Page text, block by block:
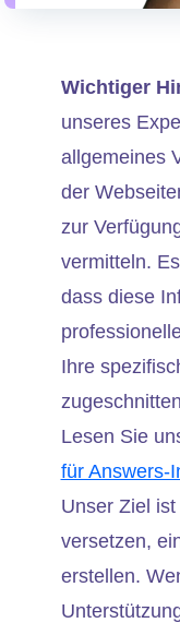
Wichtiger
unseres
allgemeines
der
zur
vermitteln.
dass diese
Ihre
Lesen Sie
für Answers-
Unser Ziel
versetzen,
erstellen.